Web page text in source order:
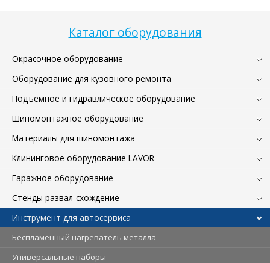
Каталог оборудования
Окрасочное оборудование
Оборудование для кузовного ремонта
Подъемное и гидравлическое оборудование
Шиномонтажное оборудование
Материалы для шиномонтажа
Клининговое оборудование LAVOR
Гаражное оборудование
Стенды развал-схождение
Инструмент для автосервиса
Беспламенный нагреватель металла
Универсальные наборы